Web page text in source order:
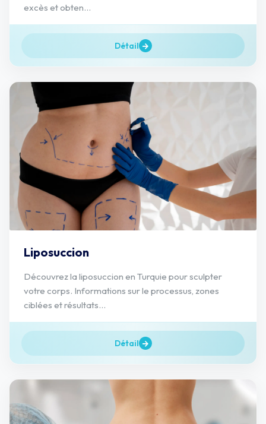
excès et obten...
Détail
Liposuccion
Découvrez la liposuccion en Turquie pour sculpter
votre corps. Informations sur le processus, zones
ciblées et résultats...
Détail